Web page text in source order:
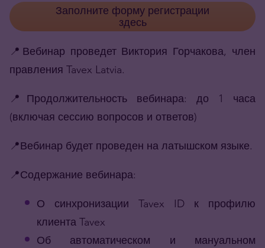
Заполните форму регистрации
здесь
📍 Вебинар проведет Виктория Горчакова, член
правления Tavex Latvia.
📍Продолжительность вебинара: до 1 часа
(включая сессию вопросов и ответов)
📍Вебинар будет проведен на латышском языке.
📍Содержание вебинара:
О синхронизации Tavex ID к профилю
клиента Tavex
Об автоматическом и мануальном